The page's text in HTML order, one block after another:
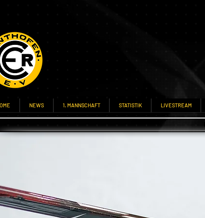
NEWS 1. MANNSCHAFT STATISTIK LIVESTREAM